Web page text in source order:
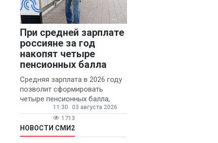
При средней зарплате
россияне за год
накопят четыре
пенсионных балла
Средняя зарплата в 2026 году
позволит сформировать
четыре пенсионных балла,
сообщил ТАСС доцент
Финансового университета при
правительстве РФ Игорь
Балынин.
11:30
03 августа 2026
1713
НОВОСТИ СМИ2